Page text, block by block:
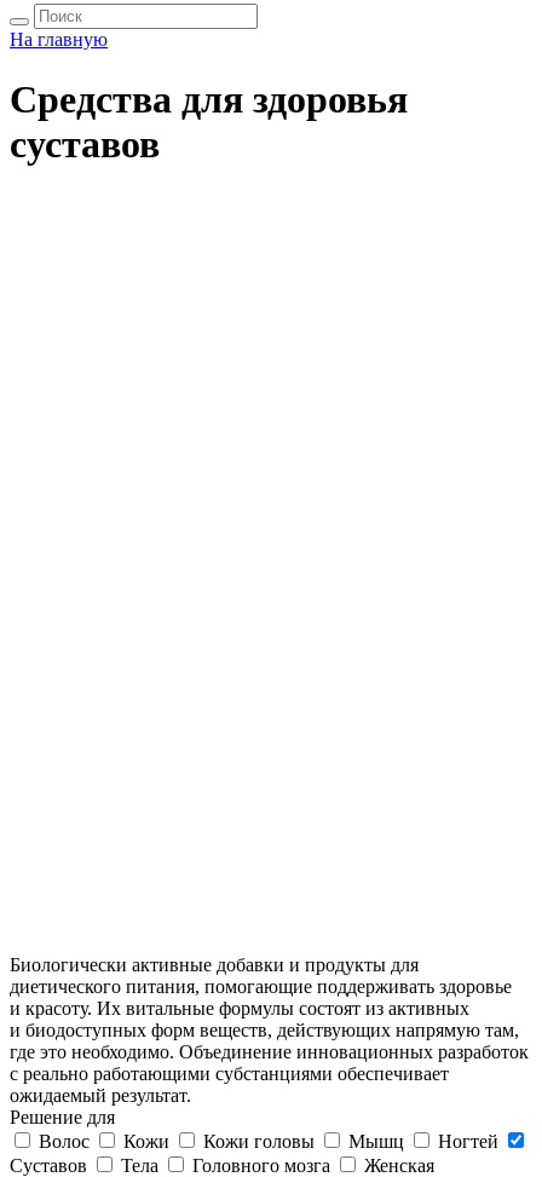
На главную
Средства для здоровья
суставов
Биологически активные добавки и продукты для
диетического питания, помогающие поддерживать здоровье
и красоту. Их витальные формулы состоят из активных
и биодоступных форм веществ, действующих напрямую там,
где это необходимо. Объединение инновационных разработок
с реально работающими субстанциями обеспечивает
ожидаемый результат.
Решение для
Волос
Кожи Кожи головы Мышц
Ногтей
Суставов
Тела Головного мозга Женская